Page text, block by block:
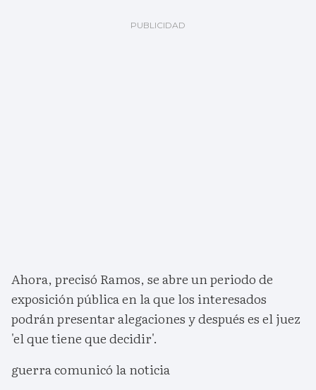
Ahora, precisó Ramos, se abre un periodo de
exposición pública en la que los interesados
podrán presentar alegaciones y después es el juez
'el que tiene que decidir'.
guerra comunicó la noticia